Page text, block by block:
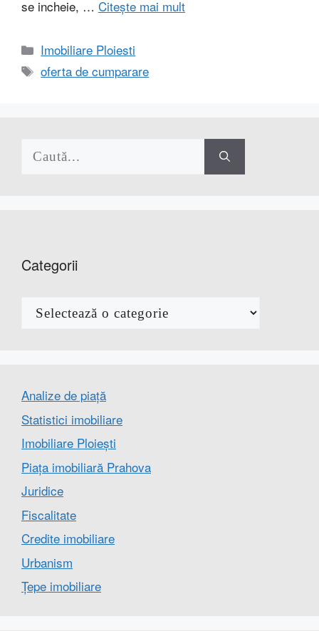
se incheie, … Citește mai mult
Categorii
Imobiliare Ploiesti
Etichete
oferta de cumparare
Caută
după:
Categorii
Categorii
Analize de piață
Statistici imobiliare
Imobiliare Ploiești
Piața imobiliară Prahova
Juridice
Fiscalitate
Credite imobiliare
Urbanism
Țepe imobiliare